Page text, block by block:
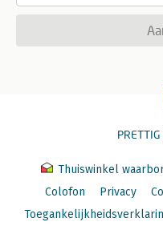
Thuiswinkel
Colofon
Privacy